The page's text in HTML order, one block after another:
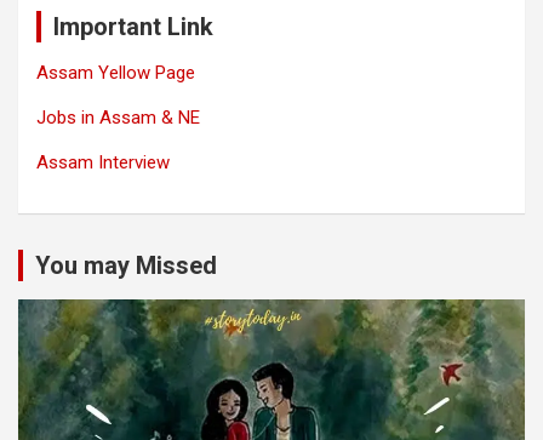
Important Link
Assam Yellow Page
Jobs in Assam & NE
Assam Interview
You may Missed